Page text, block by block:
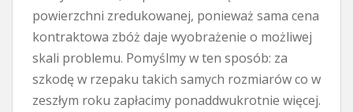
powierzchni zredukowanej, ponieważ sama cena
kontraktowa zbóż daje wyobrażenie o możliwej
skali problemu. Pomyślmy w ten sposób: za
szkodę w rzepaku takich samych rozmiarów co w
zeszłym roku zapłacimy ponaddwukrotnie więcej.